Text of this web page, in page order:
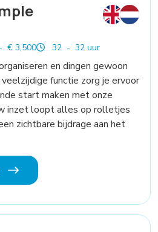
€ 3,500 32 - 32 uur
en dingen gewoon
functie zorg je ervoor
start maken met onze
inzet loopt alles op rolletjes
zichtbare bijdrage aan het